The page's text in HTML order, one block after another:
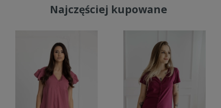
Najczęściej kupowane